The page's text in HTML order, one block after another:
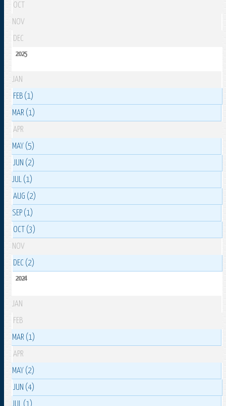
OCT
NOV
DEC
2025
JAN
FEB (1)
MAR (1)
APR
MAY (5)
JUN (2)
JUL (1)
AUG (2)
SEP (1)
OCT (3)
NOV
DEC (2)
2024
JAN
FEB
MAR (1)
APR
MAY (2)
JUN (4)
JUL (1)